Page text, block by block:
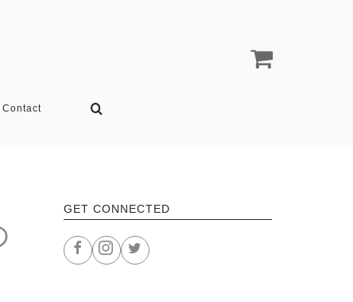
Contact
GET CONNECTED